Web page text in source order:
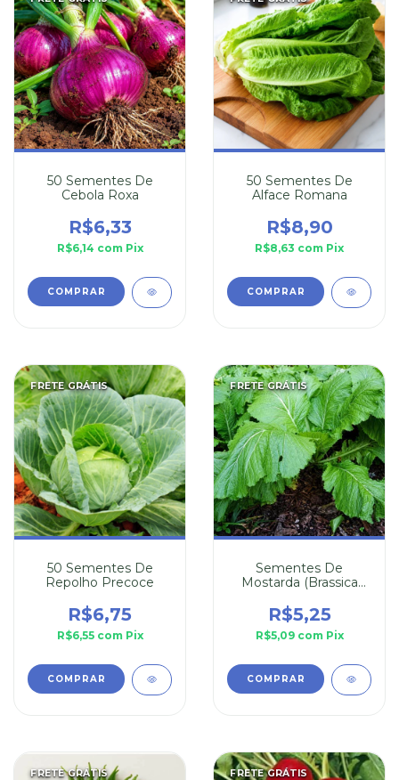
50 Sementes De
Cebola Roxa
R$6,33
R$6,14 com Pix
50 Sementes De
Alface Romana
R$8,90
R$8,63 com Pix
FRETE GRÁTIS
50 Sementes De
Repolho Precoce
R$6,75
R$6,55 com Pix
FRETE GRÁTIS
Sementes De
Mostarda (Brassica
R$5,25
R$5,09 com Pix
COMPRAR
FRETE GRÁTIS FRETE GRÁTIS